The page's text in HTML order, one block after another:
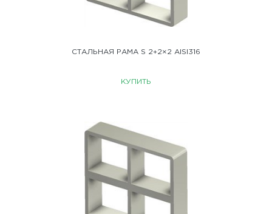
СТАЛЬНАЯ РАМА S 2+2×2 AISI316
КУПИТЬ